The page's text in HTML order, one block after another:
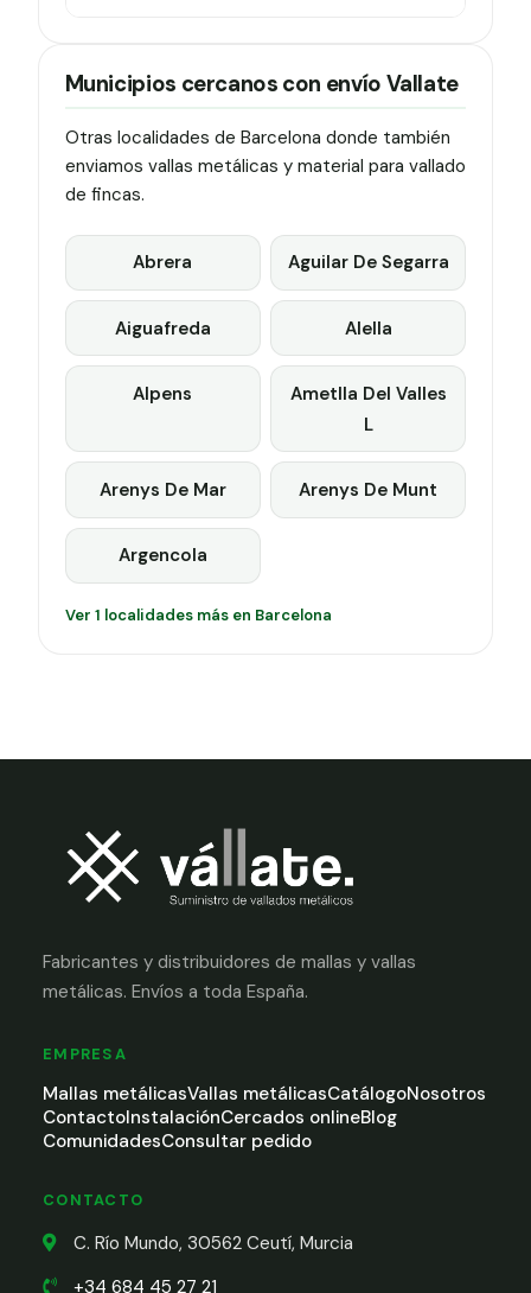
Municipios cercanos con envío Vallate
Otras localidades de Barcelona donde también
enviamos vallas metálicas y material para vallado
de fincas.
Abrera Aguilar De Segarra
Aiguafreda Alella
Alpens
Ametlla Del Valles
L
Arenys De Mar Arenys De Munt
Argencola
Ver 1 localidades más en Barcelona
Fabricantes y distribuidores de mallas y vallas
metálicas. Envíos a toda España.
EMPRESA
Mallas metálicasVallas metálicasCatálogoNosotros
ContactoInstalaciónCercados onlineBlog
ComunidadesConsultar pedido
CONTACTO
C. Río Mundo, 30562 Ceutí, Murcia
+34 684 45 27 21